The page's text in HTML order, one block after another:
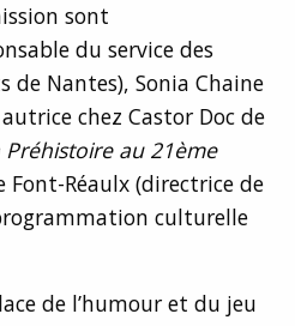
sont
du service des
de Nantes), Sonia Chaine
chez Castor Doc de
Préhistoire au 21ème
Réaulx (directrice de
culturelle
de l’humour et du jeu